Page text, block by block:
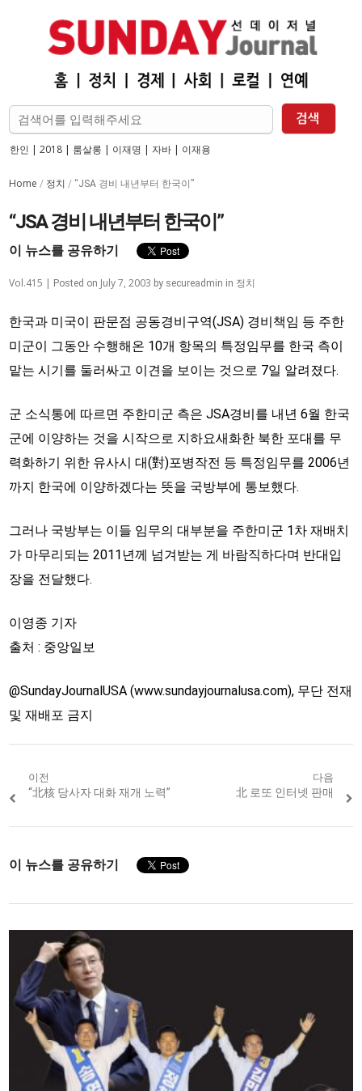
한인 | 2018| 룸살롱 | 이재명 | 자바| 이재용
Home / 정치 / “JSA 경비 내년부터 한국이”
“JSA 경비 내년부터 한국이”
이 뉴스를 공유하기
Vol.415 | Posted on July 7, 2003 by secureadmin in 정치
한국과 미국이 판문점 공동경비구역(JSA) 경비책임 등 주한
미군이 그동안 수행해온 10개 항목의 특정임무를 한국 측이
맡는 시기를 둘러싸고 이견을 보이는 것으로 7일 알려졌다.
군 소식통에 따르면 주한미군 측은 JSA경비를 내년 6월 한국
군에 이양하는 것을 시작으로 지하요새화한 북한 포대를 무
력화하기 위한 유사시 대(對)포병작전 등 특정임무를 2006년
까지 한국에 이양하겠다는 뜻을 국방부에 통보했다.
그러나 국방부는 이들 임무의 대부분을 주한미군 1차 재배치
가 마무리되는 2011년께 넘겨받는 게 바람직하다며 반대입
장을 전달했다.
이영종 기자
출처 : 중앙일보
@SundayJournalUSA (www.sundayjournalusa.com), 무단 전재
및 재배포 금지
Post
navigation
이전
Previous
“北核 당사자 대화 재개 노력”
다음
Next
北 로또 인터넷 판매
이 뉴스를 공유하기